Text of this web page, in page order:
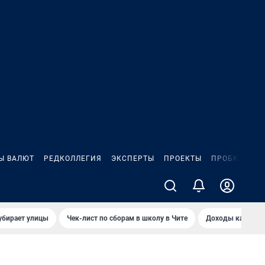
ВАЛЮТ РЕДКОЛЛЕГИЯ ЭКСПЕРТЫ ПРОЕКТЫ ПРОБКИ
улицы Чек-лист по сборам в школу в Чите Доходы